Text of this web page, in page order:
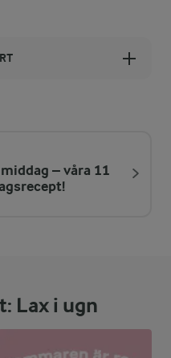
– våra 11
Lax i ugn